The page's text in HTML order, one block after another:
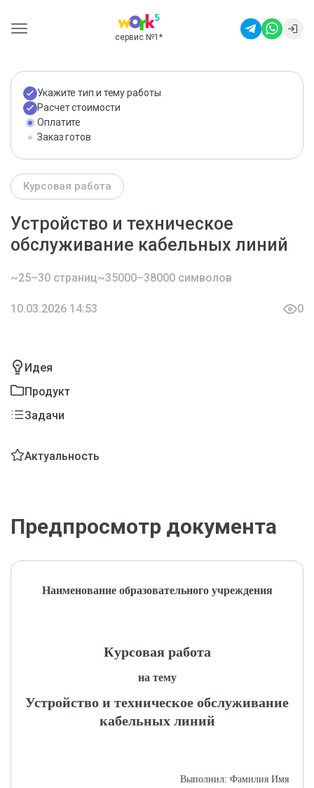
сервис №1 *
Укажите тип и тему работы
Расчет стоимости
Оплатите
Заказ готов
Курсовая работа
Устройство и техническое
обслуживание кабельных линий
~25–30 страниц~35000–38000 символов
10.03.2026 14:53 0
Идея
Продукт
Задачи
Актуальность
Предпросмотр документа
Наименование образовательного учреждения
Курсовая работа
на тему
Устройство и техническое обслуживание
кабельных линий
Выполнил: Фамилия Имя